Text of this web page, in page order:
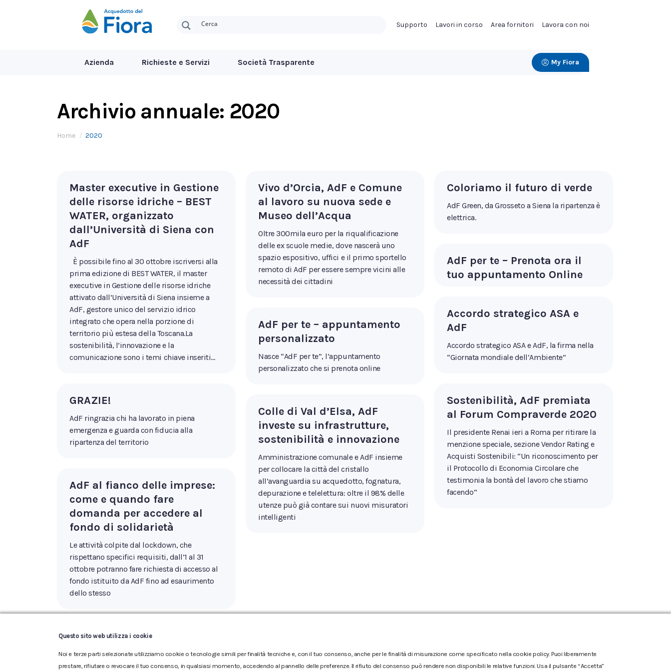
Supporto Lavori in corso Area fornitori Lavora con noi
Azienda Richieste e Servizi Società Trasparente My Fiora
Archivio annuale: 2020
Tu sei qui:
Home 2020
Master executive in Gestione
delle risorse idriche – BEST
WATER, organizzato
dall’Università di Siena con
AdF
È possibile fino al 30 ottobre iscriversi alla
prima edizione di BEST WATER, il master
executive in Gestione delle risorse idriche
attivato dall’Università di Siena insieme a
AdF, gestore unico del servizio idrico
integrato che opera nella porzione di
territorio più estesa della Toscana.La
sostenibilità, l’innovazione e la
comunicazione sono i temi chiave inseriti…
Vivo d’Orcia, AdF e Comune
al lavoro su nuova sede e
Museo dell’Acqua
Oltre 300mila euro per la riqualificazione
delle ex scuole medie, dove nascerà uno
spazio espositivo, uffici e il primo sportello
remoto di AdF per essere sempre vicini alle
necessità dei cittadini
Coloriamo il futuro di verde
AdF Green, da Grosseto a Siena la ripartenza è
elettrica.
AdF per te – Prenota ora il
tuo appuntamento Online
Accordo strategico ASA e
AdF
Accordo strategico ASA e AdF, la firma nella
“Giornata mondiale dell’Ambiente”
AdF per te – appuntamento
personalizzato
Nasce “AdF per te”, l’appuntamento
personalizzato che si prenota online
GRAZIE!
AdF ringrazia chi ha lavorato in piena
emergenza e guarda con fiducia alla
ripartenza del territorio
Sostenibilità, AdF premiata
al Forum Compraverde 2020
Il presidente Renai ieri a Roma per ritirare la
menzione speciale, sezione Vendor Rating e
Acquisti Sostenibili: “Un riconoscimento per
il Protocollo di Economia Circolare che
testimonia la bontà del lavoro che stiamo
facendo”
Colle di Val d’Elsa, AdF
investe su infrastrutture,
sostenibilità e innovazione
Amministrazione comunale e AdF insieme
per collocare la città del cristallo
all’avanguardia su acquedotto, fognatura,
depurazione e telelettura: oltre il 98% delle
utenze può già contare sui nuovi misuratori
intelligenti
AdF al fianco delle imprese:
come e quando fare
domanda per accedere al
fondo di solidarietà
Le attività colpite dal lockdown, che
rispettano specifici requisiti, dall’1 al 31
ottobre potranno fare richiesta di accesso al
fondo istituito da AdF fino ad esaurimento
dello stesso
Questo sito web utilizza i cookie
Noi e terze parti selezionate utilizziamo cookie o tecnologie simili per finalità tecniche e, con il tuo consenso, anche per le finalità di misurazione come specificato nella cookie policy. Puoi liberamente
prestare, rifiutare o revocare il tuo consenso, in qualsiasi momento, accedendo al pannello delle preferenze. Il rifiuto del consenso può rendere non disponibili le relative funzioni. Usa il pulsante “Accetta”